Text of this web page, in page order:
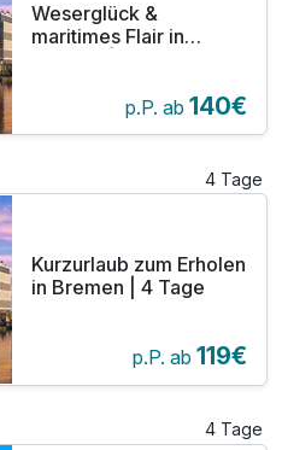
Weserglück &
maritimes Flair in
p.P. ab 140€
4 Tage
Kurzurlaub zum Erholen
in Bremen | 4 Tage
p.P. ab 119€
4 Tage